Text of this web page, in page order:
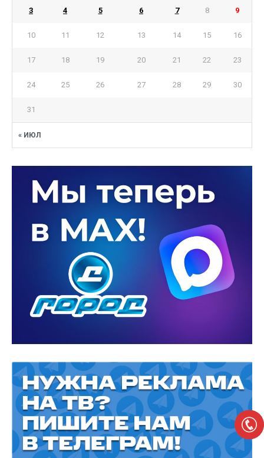
« ИЮЛ
3 4 5 6 7 8 9
10 11 12 13 14 15 16
17 18 19 20 21 22 23
24 25 26 27 28 29 30
31